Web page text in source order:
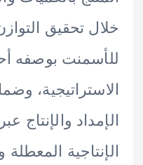
تحقيق التوازن في
بوصفه أحد أهم
وضمان
والإنتاج عبر
المعطلة